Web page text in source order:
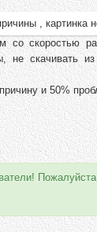
со скоростью
не скачивать
и 50%